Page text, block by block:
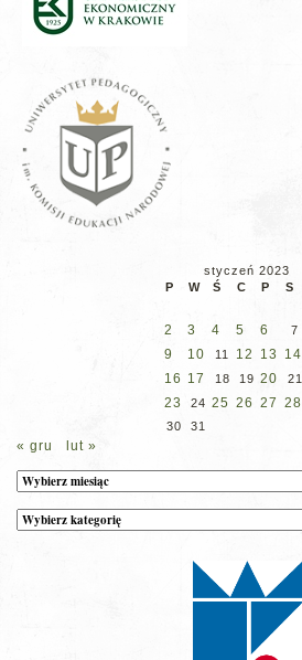
styczeń 2023
P
W Ś C P S
2 3 4 5 6 7
9
10 11 12 13 14
16 17 18 19 20 21
23 24 25 26 27 28
30
31
« gru lut »
Archiwum
Kategorie
wpisów